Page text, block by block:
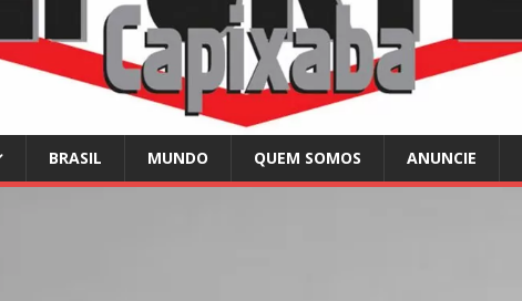
BRASIL MUNDO QUEM SOMOS ANUNCIE